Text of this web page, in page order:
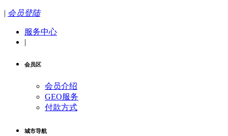
| 会员登陆
服务中心
|
会员区
会员介绍
GEO服务
付款方式
城市导航